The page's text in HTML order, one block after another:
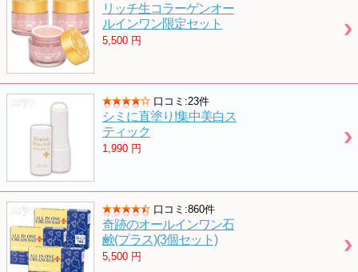
リッチ生コラーゲンオー
ルインワン限定セット
5,500 円
口コミ:23件
シミに直塗り!集中美白ス
ティック
1,990 円
口コミ:860件
奇跡のオールインワン石
鹸(プラス)(3個セット)
5,500 円